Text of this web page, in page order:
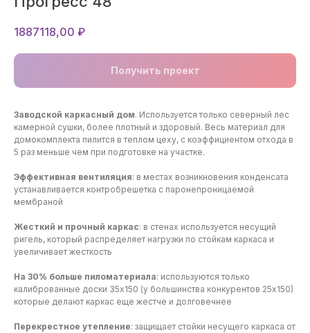
1887118,00 ₽
Получить проект
Заводской каркасный дом. Используется только северный лес
камерной сушки, более плотный и здоровый. Весь материал для
домокомплекта пилится в теплом цеху, с коэффициентом отхода в
5 раз меньше чем при подготовке на участке.
Эффективная вентиляция: в местах возникновения конденсата
устанавливается контробрешетка с паронепроницаемой
мембраной
Жесткий и прочный каркас: в стенах используется несущий
ригель, который распределяет нагрузки по стойкам каркаса и
увеличивает жесткость
На 30% больше пиломатериала: используются только
калиброванные доски 35х150 (у большинства конкурентов 25х150)
которые делают каркас еще жестче и долговечнее
Перекрестное утепление: защищает стойки несущего каркаса от